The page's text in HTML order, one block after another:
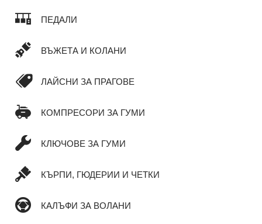
ПЕДАЛИ
ВЪЖЕТА И КОЛАНИ
ЛАЙСНИ ЗА ПРАГОВЕ
КОМПРЕСОРИ ЗА ГУМИ
КЛЮЧОВЕ ЗА ГУМИ
КЪРПИ, ГЮДЕРИИ И ЧЕТКИ
КАЛЪФИ ЗА ВОЛАНИ